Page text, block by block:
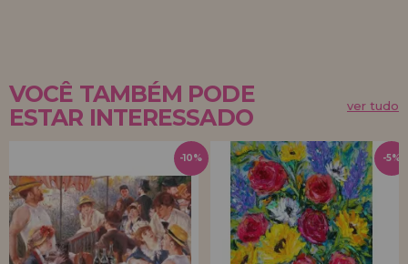
VOCÊ TAMBÉM PODE
ESTAR INTERESSADO
ver tudo
-10% -5%